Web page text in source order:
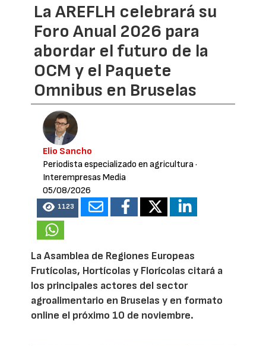
La AREFLH celebrará su
Foro Anual 2026 para
abordar el futuro de la
OCM y el Paquete
Omnibus en Bruselas
Elio Sancho
Periodista especializado en agricultura·
Interempresas Media
05/08/2026
1123
La Asamblea de Regiones Europeas
Frutícolas, Hortícolas y Florícolas citará a
los principales actores del sector
agroalimentario en Bruselas y en formato
online el próximo 10 de noviembre.